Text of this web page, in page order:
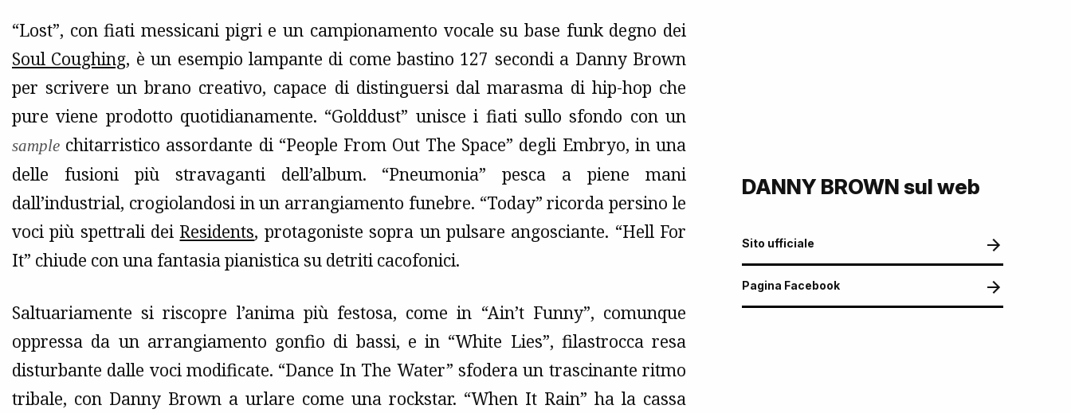
“Lost”, con fiati messicani pigri e un campionamento vocale su base funk degno dei
Soul Coughing, è un esempio lampante di come bastino 127 secondi a Danny Brown
per scrivere un brano creativo, capace di distinguersi dal marasma di hip-hop che
pure viene prodotto quotidianamente. “Golddust” unisce i fiati sullo sfondo con un
sample chitarristico assordante di “People From Out The Space” degli Embryo, in una
delle fusioni più stravaganti dell’album. “Pneumonia” pesca a piene mani
dall’industrial, crogiolandosi in un arrangiamento funebre. “Today” ricorda persino le
voci più spettrali dei Residents, protagoniste sopra un pulsare angosciante. “Hell For
It” chiude con una fantasia pianistica su detriti cacofonici.
Saltuariamente si riscopre l’anima più festosa, come in “Ain’t Funny”, comunque
oppressa da un arrangiamento gonfio di bassi, e in “White Lies”, filastrocca resa
disturbante dalle voci modificate. “Dance In The Water” sfodera un trascinante ritmo
tribale, con Danny Brown a urlare come una rockstar. “When It Rain” ha la cassa
DANNY BROWN sul web
Sito ufficiale
Pagina Facebook